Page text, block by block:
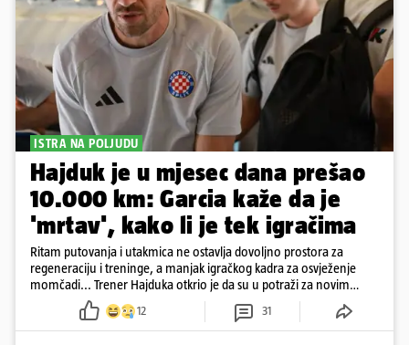
ISTRA NA POLJUDU
Hajduk je u mjesec dana prešao
10.000 km: Garcia kaže da je
'mrtav', kako li je tek igračima
Ritam putovanja i utakmica ne ostavlja dovoljno prostora za
regeneraciju i treninge, a manjak igračkog kadra za osvježenje
momčadi... Trener Hajduka otkrio je da su u potraži za novim
igračima na tržištu....
12 31